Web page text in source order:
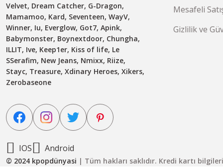
Velvet, Dream Catcher, G-Dragon,
Mamamoo, Kard, Seventeen, WayV,
Winner, Iu, Everglow, Got7, Apink,
Babymonster, Boynextdoor, Chungha,
ILLIT, Ive, Keep1er, Kiss of life, Le
SSerafim, New Jeans, Nmixx, Riize,
Stayc, Treasure, Xdinary Heroes, Xikers,
Zerobaseone
IOS Android
Mesafeli
Gizlilik ve
© 2024 kpopdünyasi | Tüm hakları saklıdır. Kredi kartı